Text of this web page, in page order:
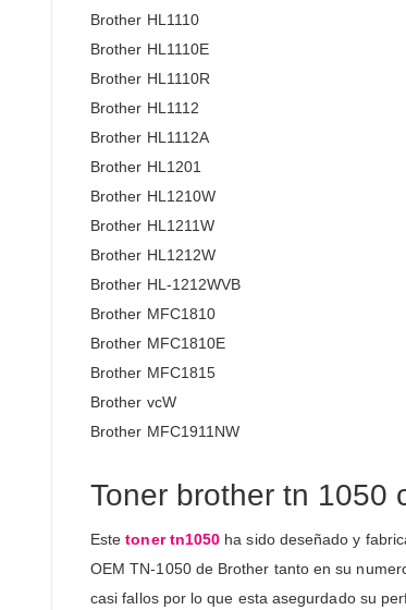
Brother HL1110
Brother HL1110E
Brother HL1110R
Brother HL1112
Brother HL1112A
Brother HL1201
Brother HL1210W
Brother HL1211W
Brother HL1212W
Brother HL-1212WVB
Brother MFC1810
Brother MFC1810E
Brother MFC1815
Brother vcW
Brother MFC1911NW
Toner brother tn 1050
Este toner tn1050 ha sido deseñado y
OEM TN-1050 de Brother tanto en su
casi fallos por lo que esta asegurdado su